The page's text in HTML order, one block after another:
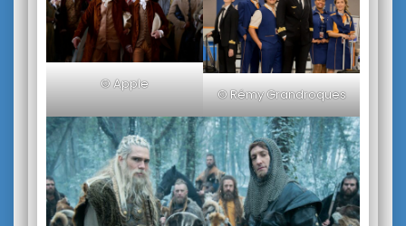
© Apple
© Rémy Grandroques